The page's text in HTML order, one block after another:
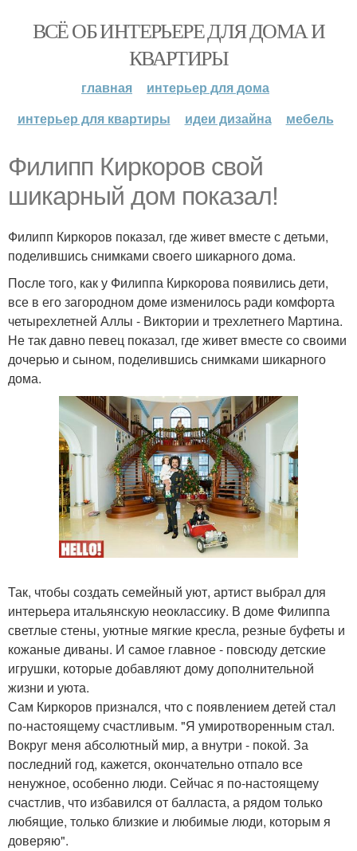
ВСЁ ОБ ИНТЕРЬЕРЕ ДЛЯ ДОМА И
КВАРТИРЫ
главная
интерьер для дома
интерьер для квартиры
идеи дизайна мебель
Филипп Киркоров свой
шикарный дом показал!
Филипп Киркоров показал, где живет вместе с детьми,
поделившись снимками своего шикарного дома.
После того, как у Филиппа Киркорова появились дети,
все в его загородном доме изменилось ради комфорта
четырехлетней Аллы - Виктории и трехлетнего Мартина.
Не так давно певец показал, где живет вместе со своими
дочерью и сыном, поделившись снимками шикарного
дома.
Так, чтобы создать семейный уют, артист выбрал для
интерьера итальянскую неоклассику. В доме Филиппа
светлые стены, уютные мягкие кресла, резные буфеты и
кожаные диваны. И самое главное - повсюду детские
игрушки, которые добавляют дому дополнительной
жизни и уюта.
Сам Киркоров признался, что с появлением детей стал
по-настоящему счастливым. "Я умиротворенным стал.
Вокруг меня абсолютный мир, а внутри - покой. За
последний год, кажется, окончательно отпало все
ненужное, особенно люди. Сейчас я по-настоящему
счастлив, что избавился от балласта, а рядом только
любящие, только близкие и любимые люди, которым я
доверяю".